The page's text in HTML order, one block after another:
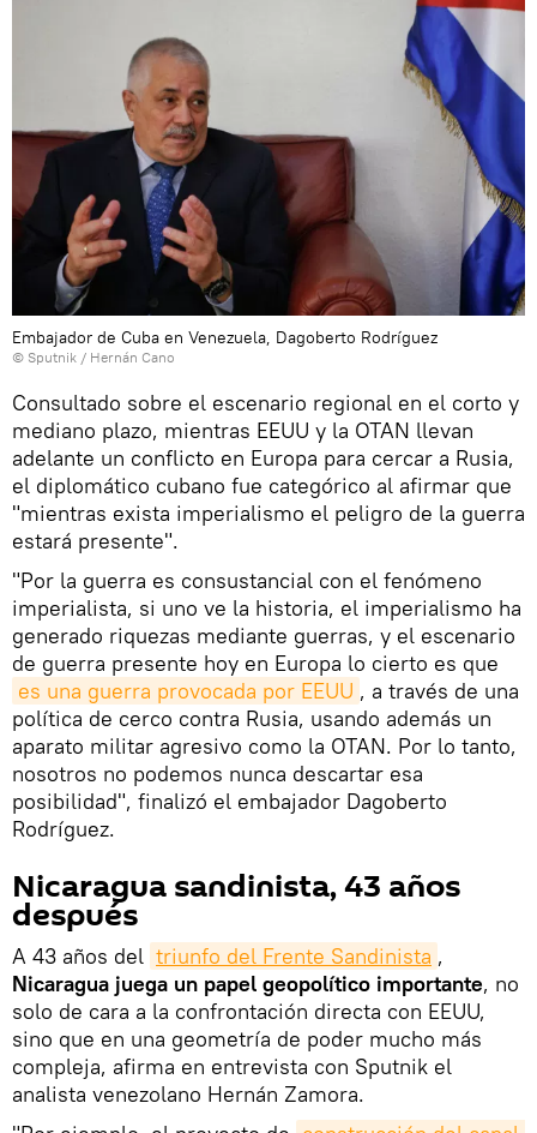
Embajador de Cuba en Venezuela, Dagoberto Rodríguez
© Sputnik / Hernán Cano
Consultado sobre el escenario regional en el corto y
mediano plazo, mientras EEUU y la OTAN llevan
adelante un conflicto en Europa para cercar a Rusia,
el diplomático cubano fue categórico al afirmar que
"mientras exista imperialismo el peligro de la guerra
estará presente".
"Por la guerra es consustancial con el fenómeno
imperialista, si uno ve la historia, el imperialismo ha
generado riquezas mediante guerras, y el escenario
de guerra presente hoy en Europa lo cierto es que
es una guerra provocada por EEUU , a través de una
política de cerco contra Rusia, usando además un
aparato militar agresivo como la OTAN. Por lo tanto,
nosotros no podemos nunca descartar esa
posibilidad", finalizó el embajador Dagoberto
Rodríguez.
Nicaragua sandinista, 43 años
después
A 43 años del triunfo del Frente Sandinista ,
Nicaragua juega un papel geopolítico importante, no
solo de cara a la confrontación directa con EEUU,
sino que en una geometría de poder mucho más
compleja, afirma en entrevista con Sputnik el
analista venezolano Hernán Zamora.